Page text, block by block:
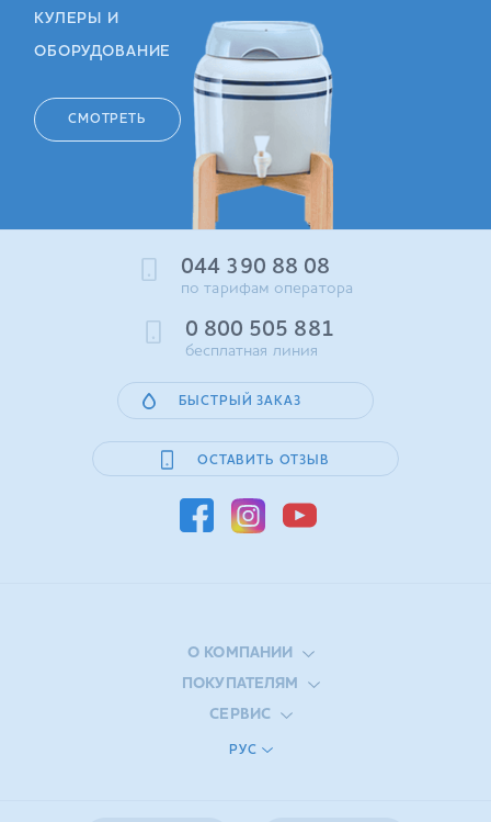
КУЛЕРЫ И
ОБОРУДОВАНИЕ
СМОТРЕТЬ
044 390 88 08
по тарифам оператора
0 800 505 881
бесплатная линия
БЫСТРЫЙ ЗАКАЗ
ОСТАВИТЬ ОТЗЫВ
О КОМПАНИИ
ПОКУПАТЕЛЯМ
СЕРВИС
РУС